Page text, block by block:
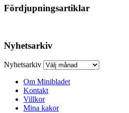
Fördjupningsartiklar
Nyhetsarkiv
Nyhetsarkiv
Om Minibladet
Kontakt
Villkor
Mina kakor